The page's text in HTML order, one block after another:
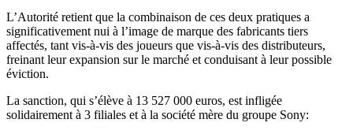
L’Autorité retient que la combinaison de ces deux pratiques a
significativement nui à l’image de marque des fabricants tiers
affectés, tant vis-à-vis des joueurs que vis-à-vis des distributeurs,
freinant leur expansion sur le marché et conduisant à leur possible
éviction.
La sanction, qui s’élève à 13 527 000 euros, est infligée
solidairement à 3 filiales et à la société mère du groupe Sony: